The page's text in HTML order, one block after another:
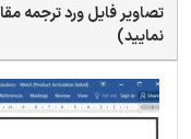
تصاویر فایل ورد ترجمه
نمایید)